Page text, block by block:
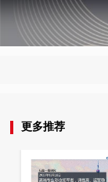
更多推荐